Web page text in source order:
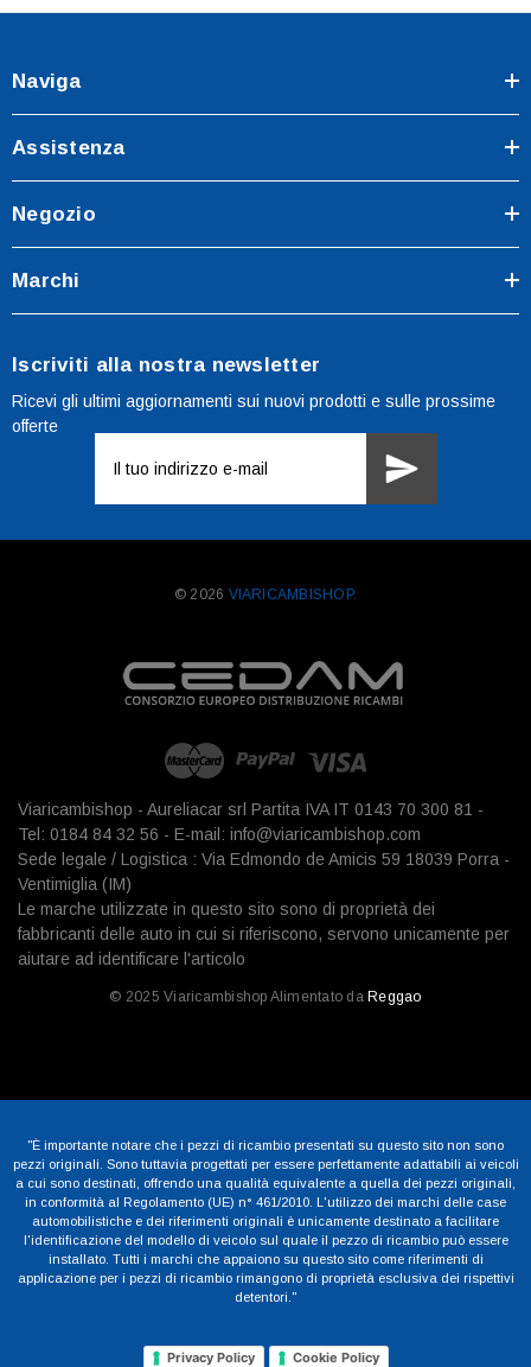
Naviga
Assistenza
Negozio
Marchi
Iscriviti alla nostra newsletter
Ricevi gli ultimi aggiornamenti sui nuovi prodotti e sulle prossime
offerte
mail
© 2026 VIARICAMBISHOP.
Viaricambishop - Aureliacar srl Partita IVA IT 0143 70 300 81 -
Tel: 0184 84 32 56 - E-mail: info@viaricambishop.com
Sede legale / Logistica : Via Edmondo de Amicis 59 18039 Porra -
Ventimiglia (IM)
Le marche utilizzate in questo sito sono di proprietà dei
fabbricanti delle auto in cui si riferiscono, servono unicamente per
aiutare ad identificare l'articolo
© 2025 Viaricambishop Alimentato da Reggao
"È importante notare che i pezzi di ricambio presentati su questo sito non sono
pezzi originali. Sono tuttavia progettati per essere perfettamente adattabili ai veicoli
a cui sono destinati, offrendo una qualità equivalente a quella dei pezzi originali,
in conformità al Regolamento (UE) n° 461/2010. L'utilizzo dei marchi delle case
automobilistiche e dei riferimenti originali è unicamente destinato a facilitare
l'identificazione del modello di veicolo sul quale il pezzo di ricambio può essere
installato. Tutti i marchi che appaiono su questo sito come riferimenti di
applicazione per i pezzi di ricambio rimangono di proprietà esclusiva dei rispettivi
detentori."
Privacy Policy Cookie Policy